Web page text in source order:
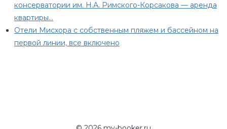
консерватории им. Н.А. Римского-Корсакова — аренда
квартиры…
Отели Мисхора с собственным пляжем и бассейном на
первой линии, все включено